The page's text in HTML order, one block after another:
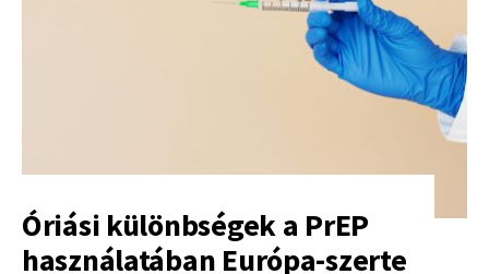
Óriási különbségek a PrEP
használatában Európa-szerte